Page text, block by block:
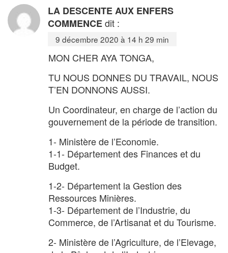
LA DESCENTE AUX ENFERS
COMMENCEdit :
9 décembre 2020 à 14 h 29 min
MON CHER AYA TONGA,
TU NOUS DONNES DU TRAVAIL, NOUS
T’EN DONNONS AUSSI.
Un Coordinateur, en charge de l’action du
gouvernement de la période de transition.
1- Ministère de l’Economie.
1-1- Département des Finances et du
Budget.
1-2- Département la Gestion des
Ressources Minières.
1-3- Département de l’Industrie, du
Commerce, de l’Artisanat et du Tourisme.
2- Ministère de l’Agriculture, de l’Elevage,